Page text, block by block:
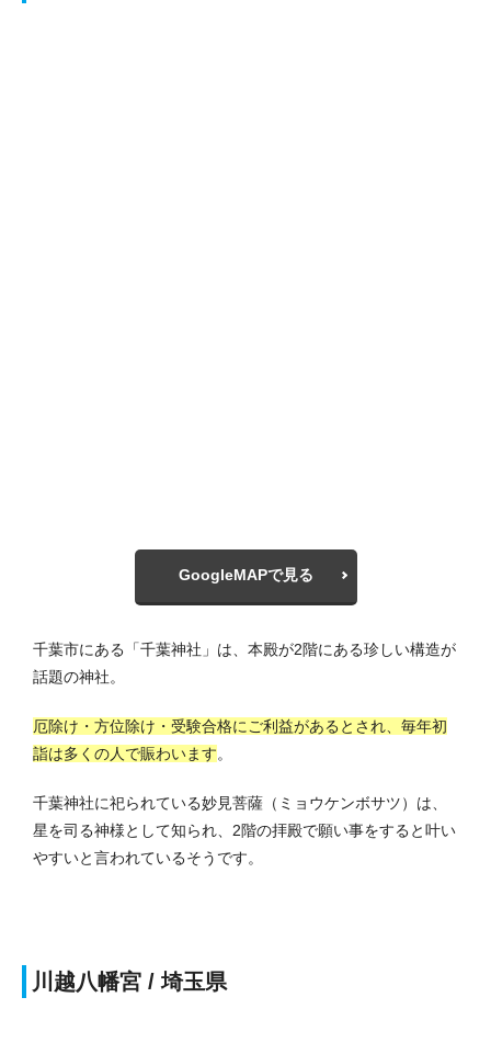
GoogleMAPで見る
千葉市にある「千葉神社」は、本殿が2階にある珍しい構造が
話題の神社。
厄除け・方位除け・受験合格にご利益があるとされ、毎年初
詣は多くの人で賑わいます。
千葉神社に祀られている妙見菩薩（ミョウケンボサツ）は、
星を司る神様として知られ、2階の拝殿で願い事をすると叶い
やすいと言われているそうです。
川越八幡宮 / 埼玉県